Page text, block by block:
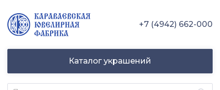
+7 (4942) 662-000
Каталог украшений